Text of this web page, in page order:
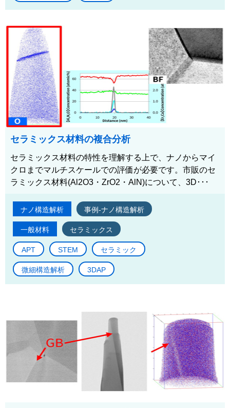
セラミックス材料の複合分析
セラミックス材料の特性を理解する上で、ナノからマイ
クロまでマルチスケールでの評価が必要です。市販のセ
ラミックス材料(Al2O3・ZrO2・AlN)について、3D･･･
ナノ構造解析 事例-ナノ構造解析
一般材料 セラミックス
APT STEM セラミック
微細構造解析 3DAP